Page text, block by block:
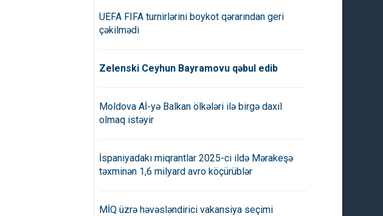
UEFA FIFA turnirlərini boykot qərarından geri
çəkilmədi
Zelenski Ceyhun Bayramovu qəbul edib
Moldova Aİ-yə Balkan ölkələri ilə birgə daxil
olmaq istəyir
İspaniyadakı miqrantlar 2025-ci ildə Mərakeşə
təxminən 1,6 milyard avro köçürüblər
MİQ üzrə həvəsləndirici vakansiya seçimi